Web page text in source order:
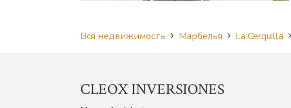
Вся недвижимость Марбелья La Cerquilla
CLEOX INVERSIONES